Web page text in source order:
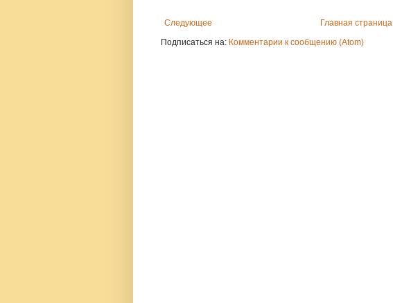
Следующее
Главная страница
Подписаться на: Комментарии к сообщению (Atom)